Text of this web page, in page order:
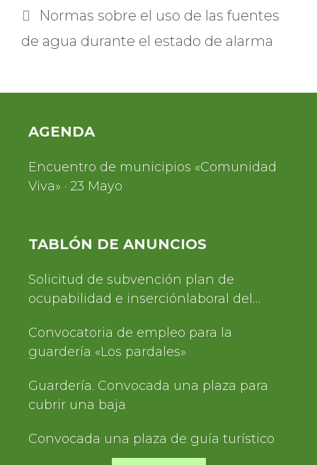
Normas sobre el uso de las fuentes
de agua durante el estado de alarma
AGENDA
Encuentro de municipios «Comunidad
Viva» · 23 Mayo
TABLÓN DE ANUNCIOS
Solicitud de subvención plan de
ocupabilidad e inserciónlaboral del
Convocatoria de empleo para la
guardería «Los pardales»
Guardería. Convocada una plaza para
cubrir una baja
Convocada una plaza de guía turístico